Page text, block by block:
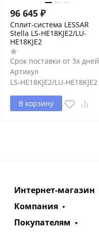
96 645 ₽
Сплит-система LESSAR
Stella LS-HE18KJE2/LU-
HE18KJE2
Срок поставки от 3х дней
Артикул
LS-HE18KJE2/LU-HE18KJE2
В корзину
Интернет-магазин
Компания
Покупателям